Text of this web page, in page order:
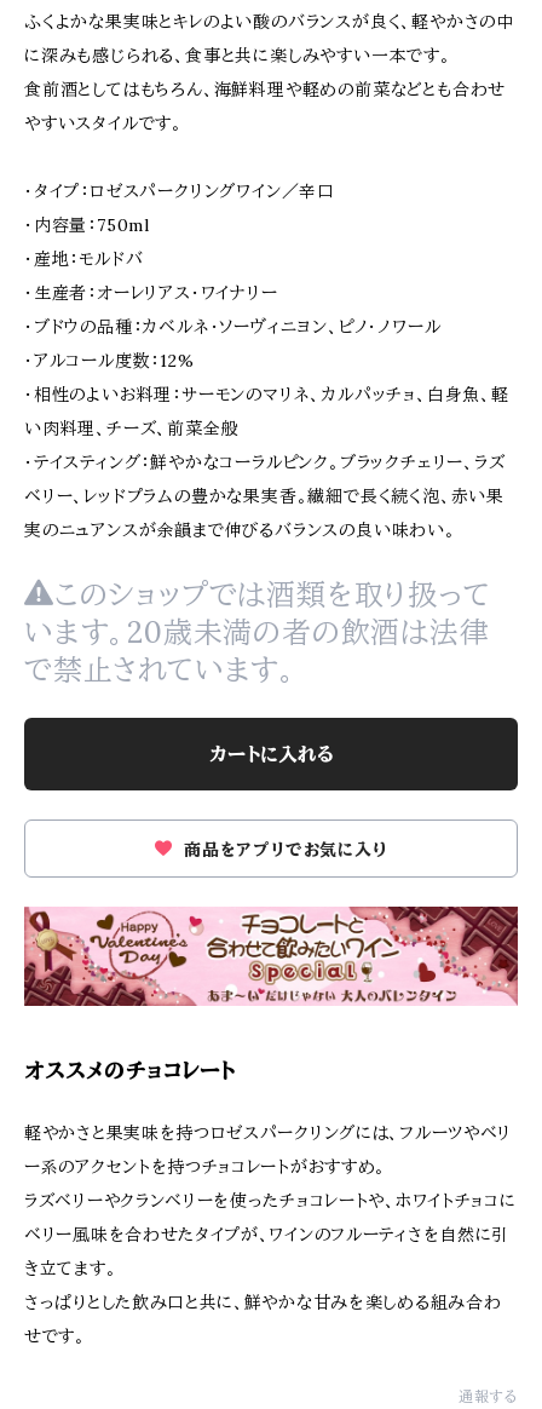
ふくよかな果実味とキレのよい酸のバランスが良く、軽やかさの中
に深みも感じられる、食事と共に楽しみやすい一本です。
食前酒としてはもちろん、海鮮料理や軽めの前菜などとも合わせ
やすいスタイルです。
・タイプ：ロゼスパークリングワイン／辛口
・内容量：750ml
・産地：モルドバ
・生産者：オーレリアス・ワイナリー
・ブドウの品種：カベルネ・ソーヴィニヨン、ピノ・ノワール
・アルコール度数：12%
・相性のよいお料理：サーモンのマリネ、カルパッチョ、白身魚、軽
い肉料理、チーズ、前菜全般
・テイスティング：鮮やかなコーラルピンク。ブラックチェリー、ラズ
ベリー、レッドプラムの豊かな果実香。繊細で長く続く泡、赤い果
実のニュアンスが余韻まで伸びるバランスの良い味わい。
このショップでは酒類を取り扱って
います。20歳未満の者の飲酒は法律
で禁止されています。
カートに入れる
商品をアプリでお気に入り
オススメのチョコレート
軽やかさと果実味を持つロゼスパークリングには、フルーツやベリ
ー系のアクセントを持つチョコレートがおすすめ。
ラズベリーやクランベリーを使ったチョコレートや、ホワイトチョコに
ベリー風味を合わせたタイプが、ワインのフルーティさを自然に引
き立てます。
さっぱりとした飲み口と共に、鮮やかな甘みを楽しめる組み合わ
せです。
通報する